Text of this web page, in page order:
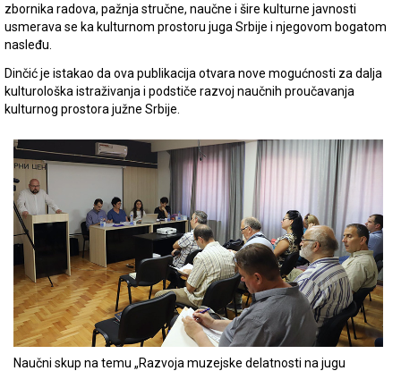
zbornika radova, pažnja stručne, naučne i šire kulturne javnosti
usmerava se ka kulturnom prostoru juga Srbije i njegovom bogatom
nasleđu.
Dinčić je istakao da ova publikacija otvara nove mogućnosti za dalja
kulturološka istraživanja i podstiče razvoj naučnih proučavanja
kulturnog prostora južne Srbije.
Naučni skup na temu „Razvoja muzejske delatnosti na jugu